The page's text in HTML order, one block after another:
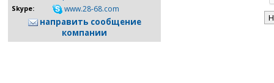
Skype: www.28-68.com
направить сообщение
компании